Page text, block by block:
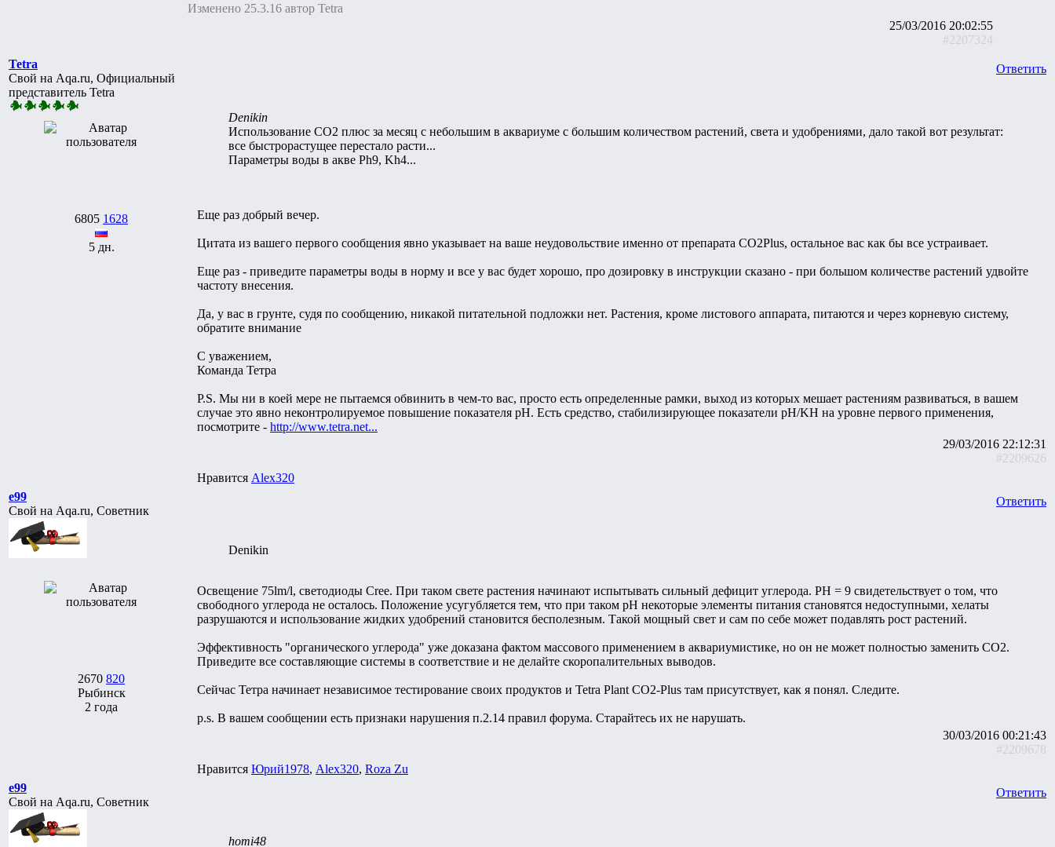
Изменено 25.3.16 автор Tetra
25/03/2016 20:02:55
#2207324
Tetra
Свой на Aqa.ru, Официальный
представитель Tetra
6805 1628
5 дн.
Ответить
Denikin
Использование СО2 плюс за месяц с небольшим в аквариуме с большим количеством растений, света и удобрениями, дало такой вот результат:
все быстрорастущее перестало расти...
Параметры воды в акве Ph9, Kh4...
Еще раз добрый вечер.
Цитата из вашего первого сообщения явно указывает на ваше неудовольствие именно от препарата CO2Plus, остальное вас как бы все устраивает.
Еще раз - приведите параметры воды в норму и все у вас будет хорошо, про дозировку в инструкции сказано - при большом количестве растений удвойте
частоту внесения.
Да, у вас в грунте, судя по сообщению, никакой питательной подложки нет. Растения, кроме листового аппарата, питаются и через корневую систему,
обратите внимание
С уважением,
Команда Тетра
P.S. Мы ни в коей мере не пытаемся обвинить в чем-то вас, просто есть определенные рамки, выход из которых мешает растениям развиваться, в вашем
случае это явно неконтролируемое повышение показателя pH. Есть средство, стабилизирующее показатели pH/KH на уровне первого применения,
посмотрите - http://www.tetra.net...
29/03/2016 22:12:31
#2209626
Нравится Alex320
e99
Свой на Aqa.ru, Советник
2670 820
Рыбинск
2 года
Ответить
Denikin
Освещение 75lm/l, светодиоды Cree. При таком свете растения начинают испытывать сильный дефицит углерода. РН = 9 свидетельствует о том, что
свободного углерода не осталось. Положение усугубляется тем, что при таком рН некоторые элементы питания становятся недоступными, хелаты
разрушаются и использование жидких удобрений становится бесполезным. Такой мощный свет и сам по себе может подавлять рост растений.
Эффективность "органического углерода" уже доказана фактом массового применением в аквариумистике, но он не может полностью заменить СО2.
Приведите все составляющие системы в соответствие и не делайте скоропалительных выводов.
Сейчас Тетра начинает независимое тестирование своих продуктов и Tetra Plant CO2-Plus там присутствует, как я понял. Следите.
p.s. В вашем сообщении есть признаки нарушения п.2.14 правил форума. Старайтесь их не нарушать.
30/03/2016 00:21:43
#2209678
Нравится Юрий1978, Alex320, Roza Zu
e99
Свой на Aqa.ru, Советник
Ответить
homi48